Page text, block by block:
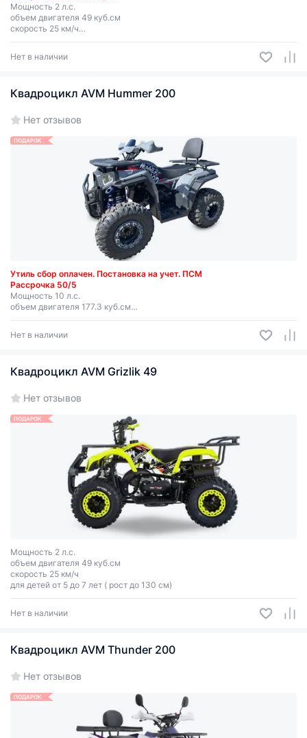
Мощность 2 л.с.
объем двигателя 49 куб.см
скорость 25 км/ч
для детей от 6 до10 лет ( рост до 130 см)
Нет в наличии
Квадроцикл AVM Hummer 200
Нет отзывов
ПОДАРОК
Утиль сбор оплачен. Постановка на учет. ПСМ
Рассрочка 50/5
Мощность 10 л.с.
объем двигателя 177.3 куб.см
скорость 60 км/ч
Нет в наличии
Квадроцикл AVM Grizlik 49
Нет отзывов
ПОДАРОК
Мощность 2 л.с.
объем двигателя 49 куб.см
скорость 25 км/ч
для детей от 5 до 7 лет ( рост до 130 см)
Нет в наличии
Квадроцикл AVM Thunder 200
Нет отзывов
ПОДАРОК